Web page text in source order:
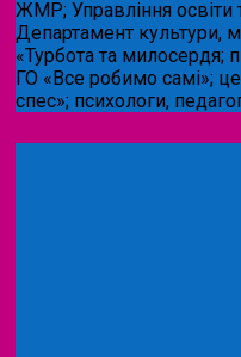
ЖМР; Управління
Департамент культури,
«Турбота та милосердя;
ГО «Все робимо самі»;
спес»; психологи,